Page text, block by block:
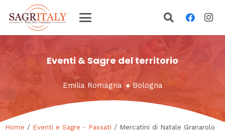
Eventi & Sagre del territorio
Emilia Romagna ●Bologna
Home / Eventi e Sagre - Passati / Mercatini di Natale Granarolo